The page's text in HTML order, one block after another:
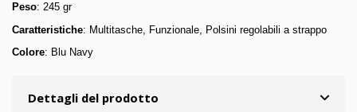
Peso: 245 gr
Caratteristiche: Multitasche, Funzionale, Polsini regolabili a strappo
Colore: Blu Navy
Dettagli del prodotto